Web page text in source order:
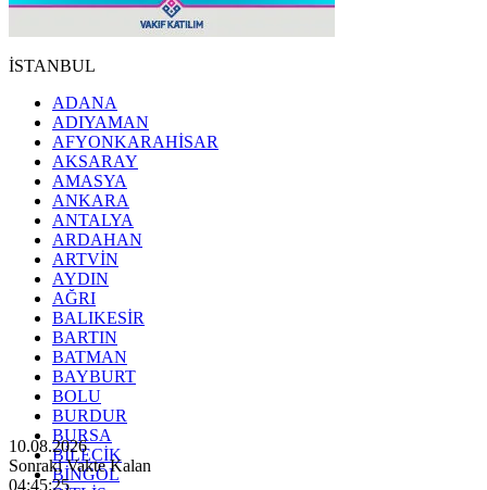
İSTANBUL
ADANA
ADIYAMAN
AFYONKARAHİSAR
AKSARAY
AMASYA
ANKARA
ANTALYA
ARDAHAN
ARTVİN
AYDIN
AĞRI
BALIKESİR
BARTIN
BATMAN
BAYBURT
BOLU
BURDUR
BURSA
BİLECİK
BİNGÖL
10.08.2026
Sonraki Vakte Kalan
04:45:23